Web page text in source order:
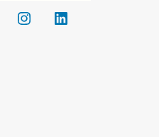
YouTube Instagram